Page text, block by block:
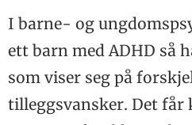
A lle D e H ar D et?
ADHD hos barn
BETRAKTNING
Medikalisering og
SAMTALE
Bærekraft på
STUDIE
Status presens 2023, og så?
I barne- og
ett barn med ADHD så
som viser seg på
tilleggsvansker. Det får